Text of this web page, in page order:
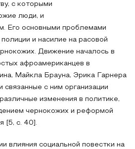
с которыми
люди, и
Его основными проблемами
и насилие на расовой
Движение началось в
афроамериканцев в
Майкла Брауна, Эрика Гарнера
с ним организации
изменения в политике,
чернокожих и реформой
[5, с. 40].
влияния социальной повестки на